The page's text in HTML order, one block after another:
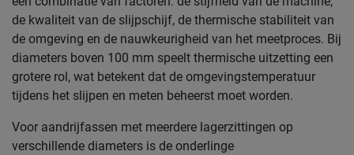
de kwaliteit van de slijpschijf, de thermische stabiliteit van
de omgeving en de nauwkeurigheid van het meetproces. Bij
diameters boven 100 mm speelt thermische uitzetting een
grotere rol, wat betekent dat de omgevingstemperatuur
tijdens het slijpen en meten beheerst moet worden.
Voor aandrijfassen met meerdere lagerzittingen op
verschillende diameters is de onderlinge